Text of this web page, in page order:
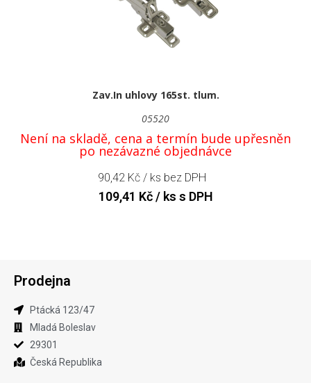
Zav.In uhlovy 165st. tlum.
05520
Není na skladě, cena a termín bude upřesněn
po nezávazné objednávce
90,42 Kč / ks bez DPH
109,41 Kč/ ks s DPH
Prodejna
Ptácká 123​/47
Mladá Boleslav​
29301
Česká Republika